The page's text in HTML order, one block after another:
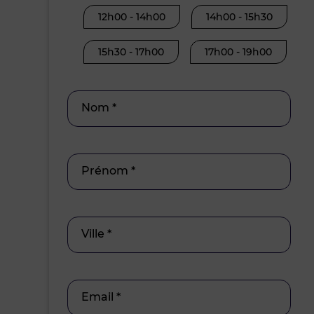
12h00 - 14h00 14h00 - 15h30
15h30 - 17h00 17h00 - 19h00
Nom *
Prénom *
Ville *
Email *